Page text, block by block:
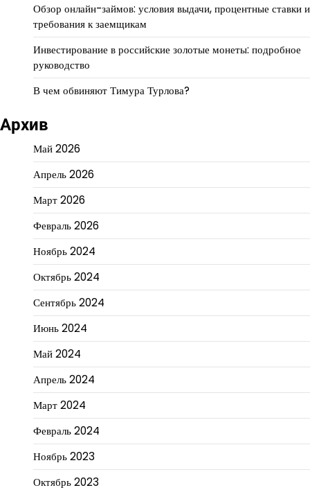
Обзор онлайн-займов: условия выдачи, процентные ставки и
требования к заемщикам
Инвестирование в российские золотые монеты: подробное
руководство
В чем обвиняют Тимура Турлова?
Архив
Май 2026
Апрель 2026
Март 2026
Февраль 2026
Ноябрь 2024
Октябрь 2024
Сентябрь 2024
Июнь 2024
Май 2024
Апрель 2024
Март 2024
Февраль 2024
Ноябрь 2023
Октябрь 2023